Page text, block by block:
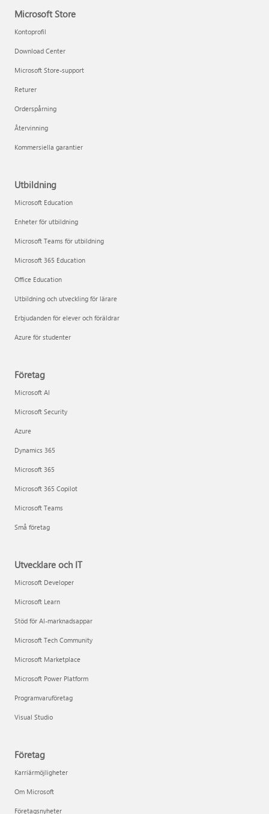
Microsoft Store
Kontoprofil
Download Center
Microsoft Store-support
Returer
Orderspårning
Återvinning
Kommersiella garantier
Utbildning
Microsoft Education
Enheter för utbildning
Microsoft Teams för utbildning
Microsoft 365 Education
Office Education
Utbildning och utveckling för lärare
Erbjudanden för elever och föräldrar
Azure för studenter
Företag
Microsoft AI
Microsoft Security
Azure
Dynamics 365
Microsoft 365
Microsoft 365 Copilot
Microsoft Teams
Små företag
Utvecklare och IT
Microsoft Developer
Microsoft Learn
Stöd för AI-marknadsappar
Microsoft Tech Community
Microsoft Marketplace
Microsoft Power Platform
Programvaruföretag
Visual Studio
Företag
Karriärmöjligheter
Om Microsoft
Företagsnyheter